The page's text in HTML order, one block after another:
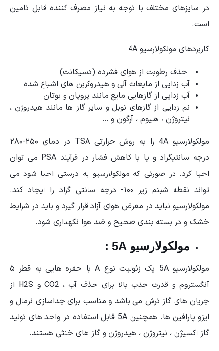
در سایزهای مختلف با توجه به نیاز مصرف کننده قابل تامین
است.
کاربردهای مولکولارسیو 4A
حذف رطوبت از هوای فشرده (دسیکانت)
آب زدایی از مایعات آلی و هیدروکربن های اشباع شده
آب زدایی از گازهایی مایع مانند پروپان و بوتان
نم زدایی از گازهای نوبل و سایر گاز ها مانند هیدروژن ،
نیتروژن ، هلیوم ، آرگون و …
مولکولارسیو 4A را به روش حرارتی TSA در دمای ۲۵۰-۲۸۰
درجه سانتیگراد و یا با کاهش فشار در فرآیند PSA می توان
احیا کرد. در صورتی که مولکولارسیو به درستی احیا شود می
تواند نقطه شبنم زیر ۱۰۰- درجه سانتی گراد را ایجاد کند.
مولکولارسیو نباید در معرض هوای آزاد قرار گیرد و باید در شرایط
خشک و در بسته بندی صحیح و ضد هوا نگهداری شود.
مولکولارسیو 5A :
مولکولارسیو 5A یک زئولیت نوع A با حفره هایی به قطر ۵
آنگستروم و قدرت جذب بالا برای حذف آب ، CO2 و H2S از
جریان های گاز ترش می باشد و مناسب برای جداسازی نرمال و
ایزو پارافین ها. همچنین 5A قابل استفاده در واحد های تولید
گاز اکسیژن ، نیتروژن ، هیدروژن و گاز های خنثی هستند.